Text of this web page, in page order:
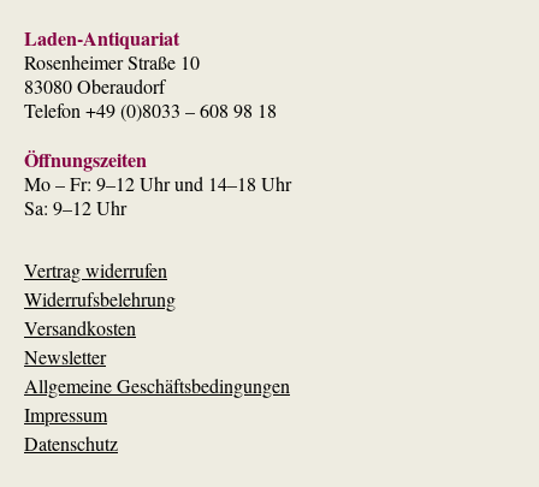
Laden-Antiquariat
Rosenheimer Straße 10
83080 Oberaudorf
Telefon +49 (0)8033 – 608 98 18
Öffnungszeiten
Mo – Fr: 9–12 Uhr und 14–18 Uhr
Sa: 9–12 Uhr
Vertrag widerrufen
Widerrufsbelehrung
Versandkosten
Newsletter
Allgemeine Geschäftsbedingungen
Impressum
Datenschutz